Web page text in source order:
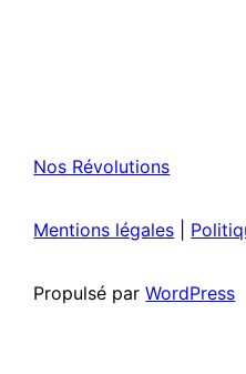
Nos Révolutions
Mentions légales
Propulsé parWordPress